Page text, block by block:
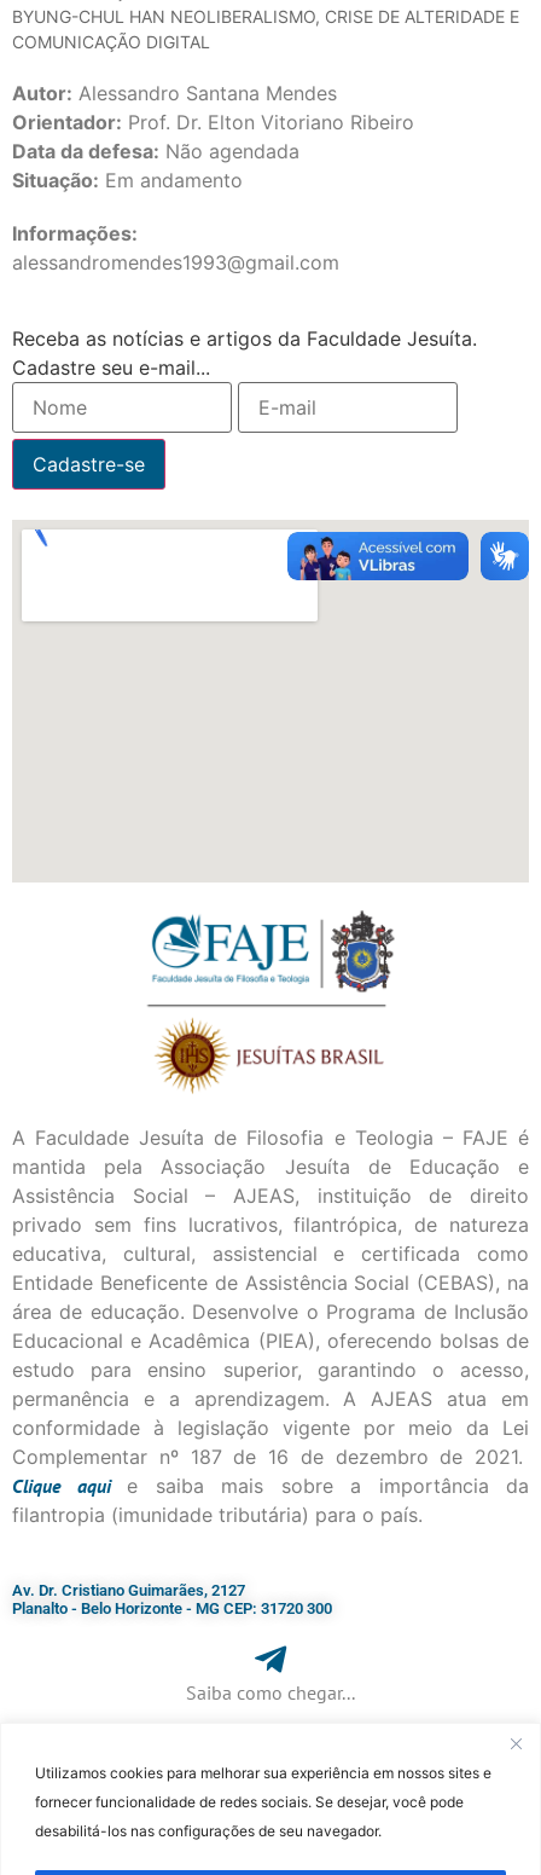
Utilizamos cookies para melhorar sua experiência em nossos sites e
fornecer funcionalidade de redes sociais. Se desejar, você pode
desabilitá-los nas configurações de seu navegador.
BYUNG-CHUL HAN NEOLIBERALISMO, CRISE DE ALTERIDADE E
COMUNICAÇÃO DIGITAL
Autor: Alessandro Santana Mendes
Orientador: Prof. Dr. Elton Vitoriano Ribeiro
Data da defesa: Não agendada
Situação: Em andamento
Informações:
alessandromendes1993@gmail.com
Receba as notícias e artigos da Faculdade Jesuíta.
Cadastre seu e-mail...
A Faculdade Jesuíta de Filosofia e Teologia – FAJE é
mantida pela Associação Jesuíta de Educação e
Assistência Social – AJEAS, instituição de direito
privado sem fins lucrativos, filantrópica, de natureza
educativa, cultural, assistencial e certificada como
Entidade Beneficente de Assistência Social (CEBAS), na
área de educação. Desenvolve o Programa de Inclusão
Educacional e Acadêmica (PIEA), oferecendo bolsas de
estudo para ensino superior, garantindo o acesso,
permanência e a aprendizagem. A AJEAS atua em
conformidade à legislação vigente por meio da Lei
Complementar nº 187 de 16 de dezembro de 2021.
Cliqueaqui
e saiba mais sobre a importância da
filantropia (imunidade tributária) para o país.
Av. Dr. Cristiano Guimarães, 2127
Planalto - Belo Horizonte - MG CEP: 31720 300
Saiba como chegar...
+ 55 (31) 3115-7000​